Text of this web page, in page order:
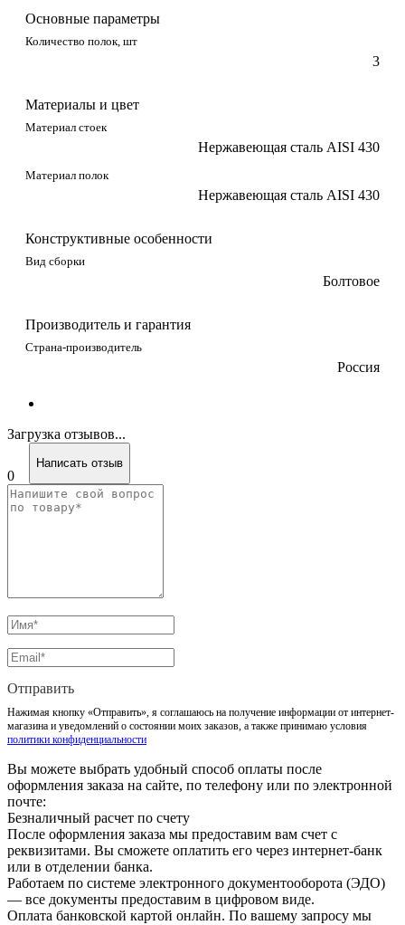
Основные параметры
Количество полок, шт
3
Материалы и цвет
Материал стоек
Нержавеющая сталь AISI 430
Материал полок
Нержавеющая сталь AISI 430
Конструктивные особенности
Вид сборки
Болтовое
Производитель и гарантия
Страна-производитель
Россия
Загрузка отзывов...
0
Написать отзыв
Отправить
Нажимая кнопку «Отправить», я соглашаюсь на получение информации от интернет-
магазина и уведомлений о состоянии моих заказов, а также принимаю условия
политики конфиденциальности
Вы можете выбрать удобный способ оплаты после
оформления заказа на сайте, по телефону или по электронной
почте:
Безналичный расчет по счету
После оформления заказа мы предоставим вам счет с
реквизитами. Вы сможете оплатить его через интернет-банк
или в отделении банка.
Работаем по системе электронного документооборота (ЭДО)
— все документы предоставим в цифровом виде.
Оплата банковской картой онлайн. По вашему запросу мы